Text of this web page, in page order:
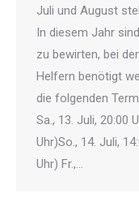
Juli und August
In diesem Jahr
zu bewirten, bei
Helfern benötigt
die folgenden
Sa., 13. Juli, 20:00
Uhr)So., 14. Juli,
Uhr) Fr.,…